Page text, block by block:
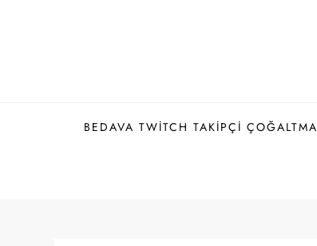
BEDAVA TWITCH TAKIPÇI ÇOĞALTMA